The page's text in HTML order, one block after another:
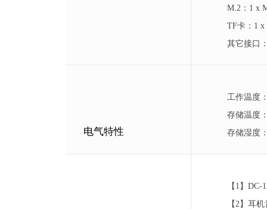
M.2：1 x
TF卡：1 x
其它接口
电气特性
工作温度
存储温
存储湿度
【1】
【2】耳